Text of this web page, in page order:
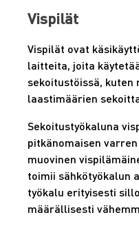
Vispilät
Vispilät ovat
laitteita, joita
sekoitustöissä, kuten
laastimäärien
Sekoitustyökaluna
pitkänomaisen
muovinen
toimii sähkötyökalun
työkalu erityisesti
määrällisesti